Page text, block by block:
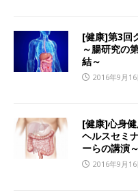
[健康]第3回
～腸研究の
結～
2016年9月16
[健康]心身
ヘルスセミ
ーらの講演～
2016年9月16